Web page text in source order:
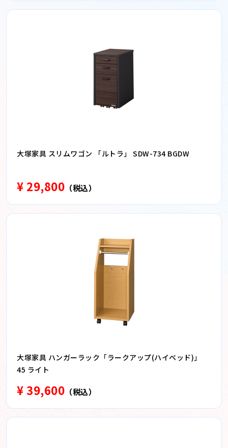
大塚家具 スリムワゴン 「ルトラ」 SDW-734 BGDW
¥ 29,800 （税込）
大塚家具 ハンガーラック「ラークアップ(ハイベッド)」
45 ライト
¥ 39,600 （税込）